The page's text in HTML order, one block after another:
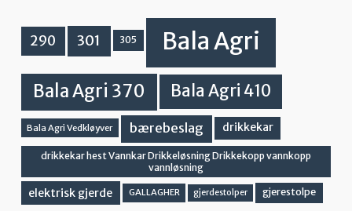
290 301 305 Bala Agri
Bala Agri 370 Bala Agri 410
Bala Agri Vedkløyver bærebeslag drikkekar
drikkekar hest Vannkar Drikkeløsning Drikkekopp vannkopp
vannløsning
elektrisk gjerde GALLAGHER gjerdestolper gjerestolpe